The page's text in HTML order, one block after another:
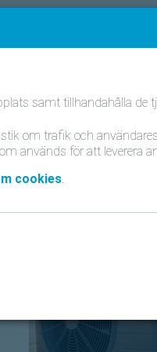
av ditt
samt tillhandahålla de
om trafik och
används för att leverera
cookies.